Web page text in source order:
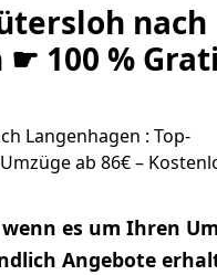
nach
100 %
Langenhagen : Top-
ab 86€ –
es um Ihren
Angebote